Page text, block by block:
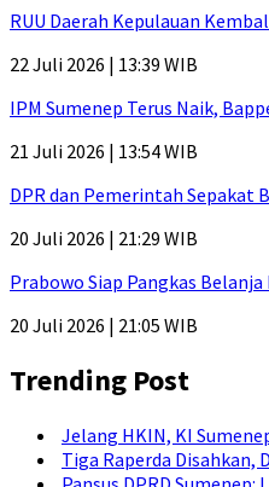
RUU Daerah Kepulauan
22 Juli 2026 | 13:39 WIB
IPM Sumenep Terus Naik,
21 Juli 2026 | 13:54 WIB
DPR dan Pemerintah Sepakat
20 Juli 2026 | 21:29 WIB
Prabowo Siap Pangkas
20 Juli 2026 | 21:05 WIB
Trending Post
Jelang HKIN, KI
Tiga Raperda Disahkan,